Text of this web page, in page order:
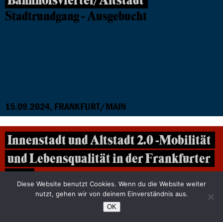
Stadtrundgang - Ausgebucht
15.09.2024, FRANKFURT/MAIN
Innenstadt und Altstadt 2.0 -Mobilität
und Lebensqualität in der Frankfurter
City
Ausgebucht
Diese Website benutzt Cookies. Wenn du die Website weiter
nutzt, gehen wir von deinem Einverständnis aus.
OK